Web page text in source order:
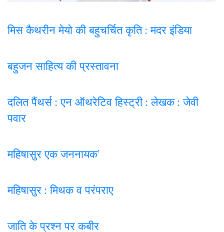
मिस कैथरीन मेयो की बहुचर्चित कृति : मदर इंडिया
बहुजन साहित्य की प्रस्तावना
दलित पैंथर्स : एन ऑथरेटिव हिस्ट्री : लेखक : जेवी
पवार
महिषासुर एक जननायक’
महिषासुर : मिथक व परंपराए
जाति के प्रश्न पर कबीर